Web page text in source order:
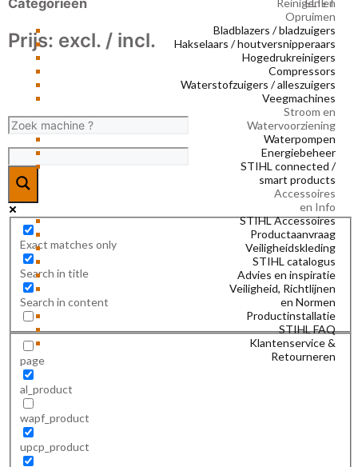
Reinigen en
Opruimen
Bladblazers / bladzuigers
Hakselaars / houtversnipperaars
Hogedrukreinigers
Compressors
Waterstofzuigers / alleszuigers
Veegmachines
Stroom en
Watervoorziening
Waterpompen
Energiebeheer
STIHL connected /
smart products
Accessoires
en Info
STIHL Accessoires
Productaanvraag
Veiligheidskleding
STIHL catalogus
Advies en inspiratie
Veiligheid, Richtlijnen
en Normen
Productinstallatie
STIHL FAQ
Klantenservice &
Retourneren
ELIET
Categorieën
Prijs: excl. / incl.
Exact matches only
Search in title
Search in content
page
al_product
wapf_product
upcp_product